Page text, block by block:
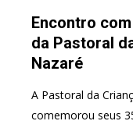
Encontro
da Pastoral
Nazaré
A Pastoral da
comemorou seus